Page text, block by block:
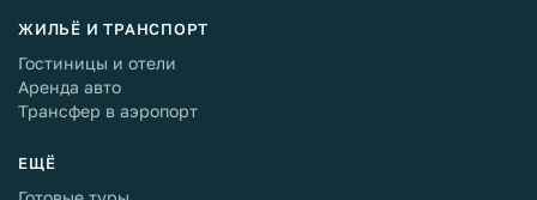
ЖИЛЬЁ И ТРАНСПОРТ
Гостиницы и отели
Аренда авто
Трансфер в аэропорт
ЕЩЁ